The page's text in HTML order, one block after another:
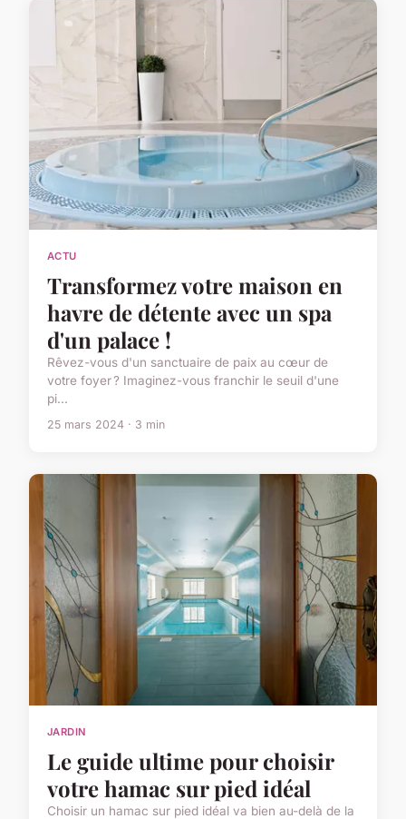
ACTU
Transformez votre maison en
havre de détente avec un spa
d'un palace !
Rêvez-vous d'un sanctuaire de paix au cœur de
votre foyer ? Imaginez-vous franchir le seuil d'une
pi...
25 mars 2024 · 3 min
JARDIN
Le guide ultime pour choisir
votre hamac sur pied idéal
Choisir un hamac sur pied idéal va bien au-delà de la